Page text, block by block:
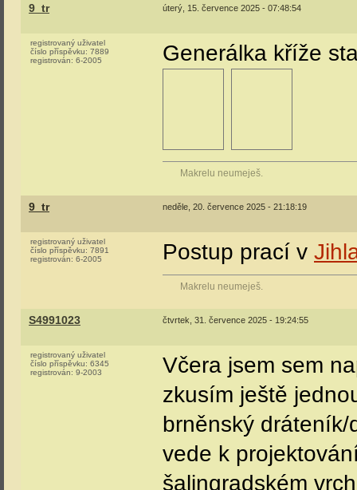
9_tr úterý, 15. července 2025 - 07:48:54
registrovaný uživatel
číslo příspěvku: 7889
registrován: 6-2005 Generálka kříže
Makrelu neumeješ.
9_tr neděle, 20. července 2025 - 21:18:19
registrovaný uživatel
číslo příspěvku: 7891
registrován: 6-2005 Postup prací v
Makrelu neumeješ.
S4991023 čtvrtek, 31. července 2025 - 19:24:55
registrovaný uživatel
číslo příspěvku: 6345
registrován: 9-2003
Včera jsem sem
zkusím ještě
brněnský
vede k
šalingradském